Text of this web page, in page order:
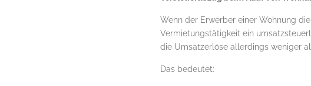
Wenn der Erwerber einer Wohnung
Vermietungstätigkeit ein
die Umsatzerlöse allerdings weniger
Das bedeutet: